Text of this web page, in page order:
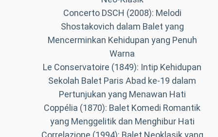
Concerto DSCH (2008): Melodi
Shostakovich dalam Balet yang
Mencerminkan Kehidupan yang Penuh
Warna
Le Conservatoire (1849): Intip Kehidupan
Sekolah Balet Paris Abad ke-19 dalam
Pertunjukan yang Menawan Hati
Coppélia (1870): Balet Komedi Romantik
yang Menggelitik dan Menghibur Hati